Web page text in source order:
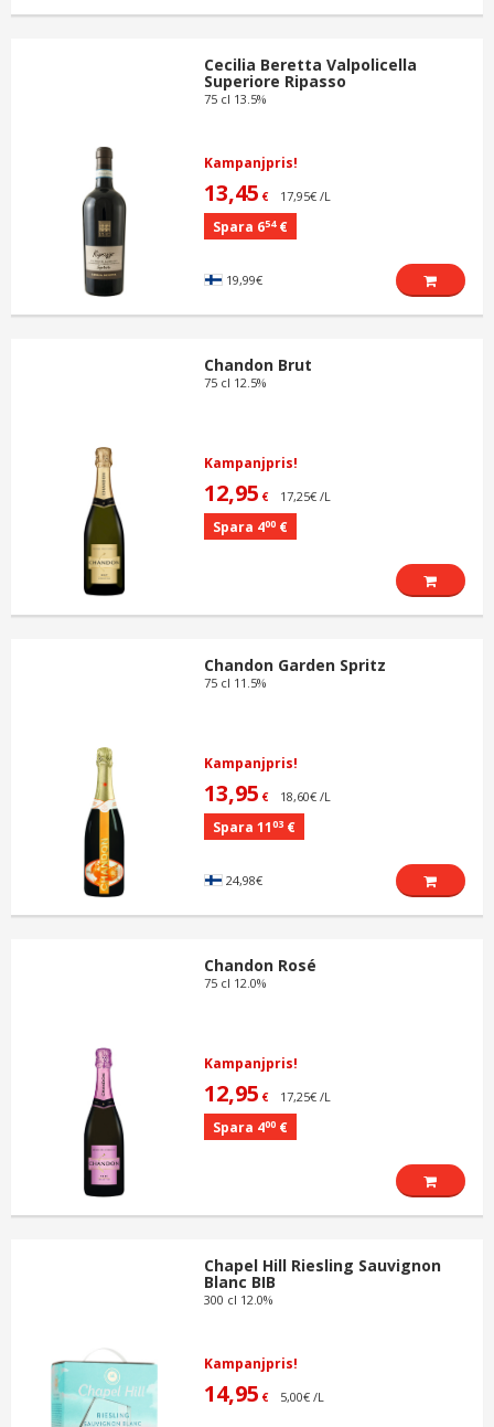
Cecilia Beretta Valpolicella
Superiore Ripasso
75 cl 13.5%
Kampanjpris!
13,45 € 17,95€ /L
Spara 654€
19,99€
Chandon Brut
75 cl 12.5%
Kampanjpris!
12,95 € 17,25€ /L
Spara 400 €
Chandon Garden Spritz
75 cl 11.5%
Kampanjpris!
13,95 € 18,60€ /L
Spara 1103 €
24,98€
Chandon Rosé
75 cl 12.0%
Kampanjpris!
12,95 € 17,25€ /L
Spara 400 €
Chapel Hill Riesling Sauvignon
Blanc BIB
300 cl 12.0%
Kampanjpris!
14,95 € 5,00€ /L